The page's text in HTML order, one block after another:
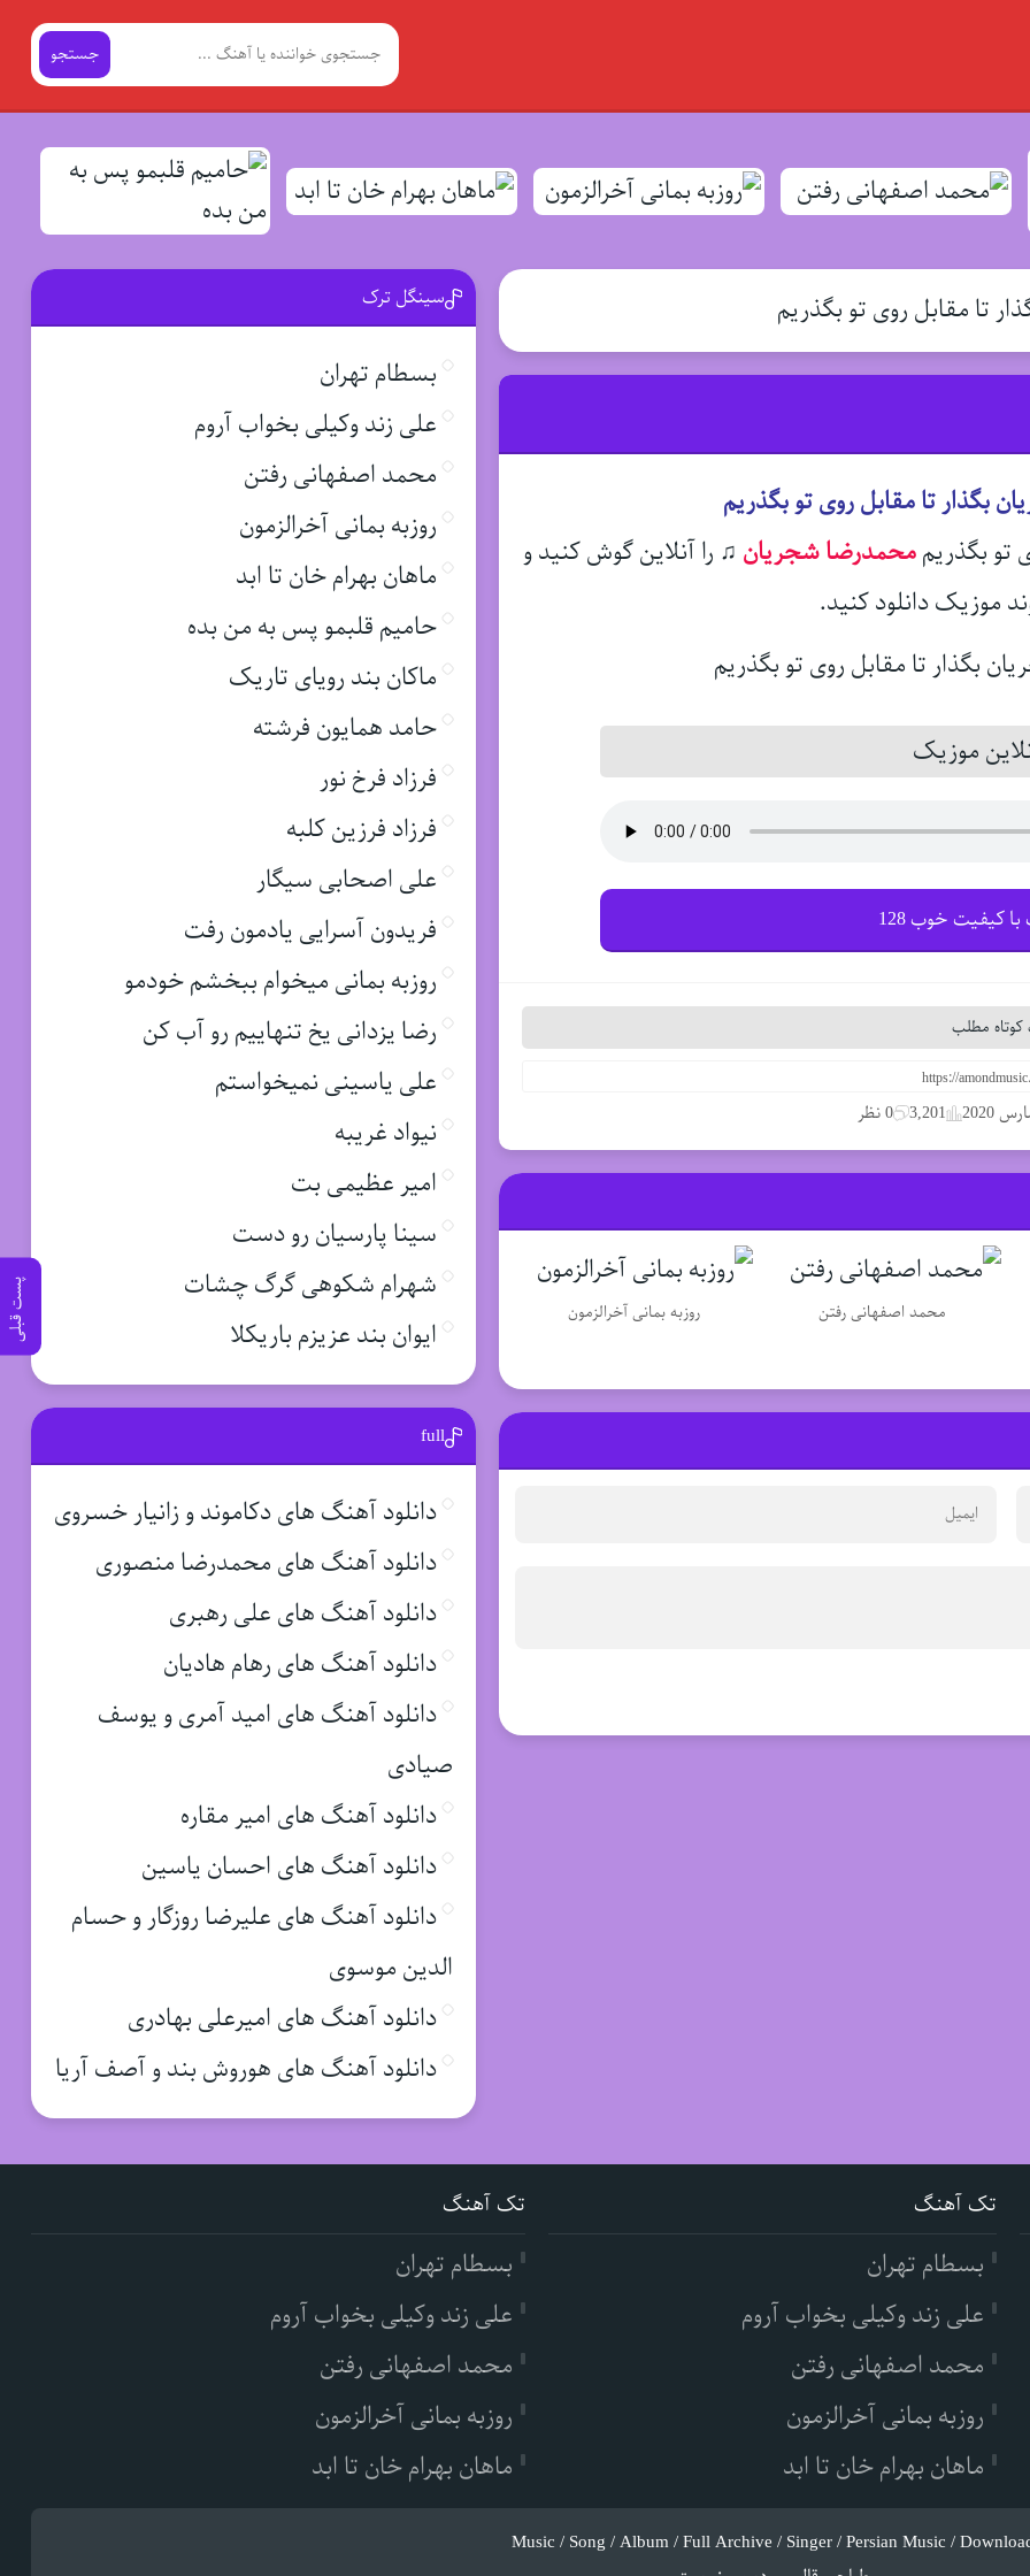
جستجو
تا مقابل روی تو بگذریم
پست قبلی
بگذار تا مقابل روی تو بگذریم
تو بگذریممحمدرضا شجریان ♫ را آنلاین گوش کنید و
موزیک دانلود کنید.
موزیک
کیفیت خوب 128
مطلب
3,201 0 نظر
محمد اصفهانی رفتن روزبه بمانی آخرالزمون
سینگل ترک
بسطام تهران
علی زند وکیلی بخواب آروم
محمد اصفهانی رفتن
روزبه بمانی آخرالزمون
ماهان بهرام خان تا ابد
حامیم قلبمو پس به من بده
ماکان بند رویای تاریک
حامد همایون فرشته
فرزاد فرخ نور
فرزاد فرزین کلبه
علی اصحابی سیگار
فریدون آسرایی یادمون رفت
روزبه بمانی میخوام ببخشم خودمو
رضا یزدانی یخ تنهاییم رو آب کن
علی یاسینی نمیخواستم
نیواد غریبه
امیر عظیمی بت
سینا پارسیان رو دست
شهرام شکوهی گرگ چشات
ایوان بند عزیزم باریکلا
full
دانلود آهنگ های دکاموند و زانیار خسروی
دانلود آهنگ های محمدرضا منصوری
دانلود آهنگ های علی رهبری
دانلود آهنگ های رهام هادیان
دانلود آهنگ های امید آمری و یوسف
صیادی
دانلود آهنگ های امیر مقاره
دانلود آهنگ های احسان یاسین
دانلود آهنگ های علیرضا روزگار و حسام
الدین موسوی
دانلود آهنگ های امیرعلی بهادری
دانلود آهنگ های هوروش بند و آصف آریا
تک آهنگ
بسطام تهران
علی زند وکیلی بخواب آروم
محمد اصفهانی رفتن
روزبه بمانی آخرالزمون
ماهان بهرام خان تا ابد
تک آهنگ
بسطام تهران
علی زند وکیلی بخواب آروم
محمد اصفهانی رفتن
روزبه بمانی آخرالزمون
ماهان بهرام خان تا ابد
Music / Song / Album / Full Archive / Singer / Persian Music /